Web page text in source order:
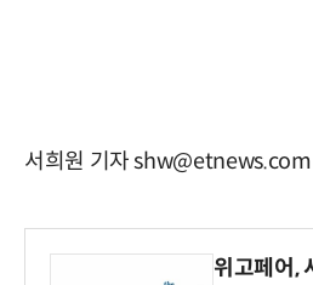
서희원 기자 shw@etnews.com
위고페어,